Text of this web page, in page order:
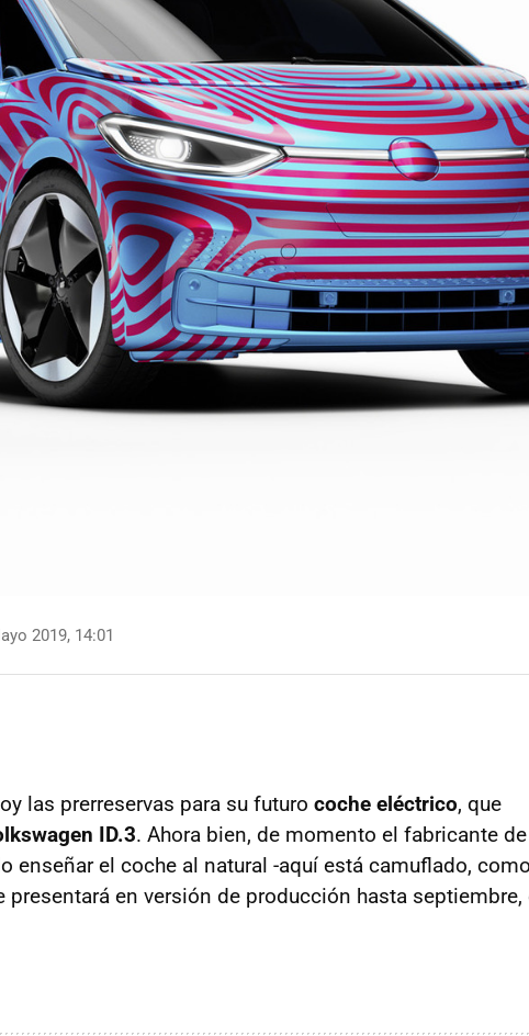
2019, 14:01
las prerreservas para su futuro coche eléctrico, que
ID.3. Ahora bien, de momento el fabricante de
enseñar el coche al natural -aquí está camuflado,
presentará en versión de producción hasta septiembre,